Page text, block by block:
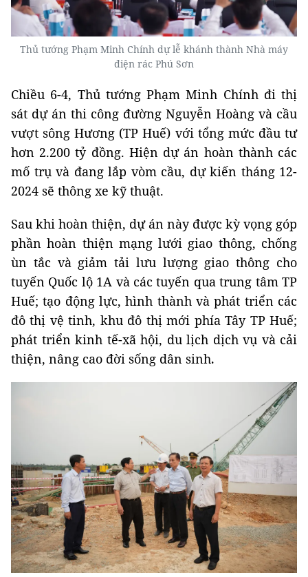
Thủ tướng Phạm Minh Chính dự lễ khánh thành Nhà máy
điện rác Phú Sơn
Chiều 6-4, Thủ tướng Phạm Minh Chính đi thị
sát dự án thi công đường Nguyễn Hoàng và cầu
vượt sông Hương (TP Huế) với tổng mức đầu tư
hơn 2.200 tỷ đồng. Hiện dự án hoàn thành các
mố trụ và đang lắp vòm cầu, dự kiến tháng 12-
2024 sẽ thông xe kỹ thuật.
Sau khi hoàn thiện, dự án này được kỳ vọng góp
phần hoàn thiện mạng lưới giao thông, chống
ùn tắc và giảm tải lưu lượng giao thông cho
tuyến Quốc lộ 1A và các tuyến qua trung tâm TP
Huế; tạo động lực, hình thành và phát triển các
đô thị vệ tinh, khu đô thị mới phía Tây TP Huế;
phát triển kinh tế-xã hội, du lịch dịch vụ và cải
thiện, nâng cao đời sống dân sinh.